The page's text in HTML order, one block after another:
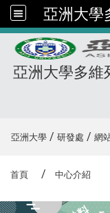
亞洲大學
亞洲大學多維
亞洲大學 / 研發處 / 網
首頁 中心介紹